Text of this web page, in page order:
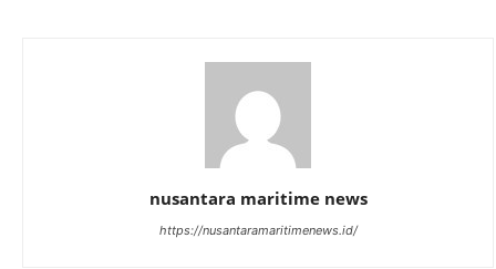
nusantara maritime news
https://nusantaramaritimenews.id/